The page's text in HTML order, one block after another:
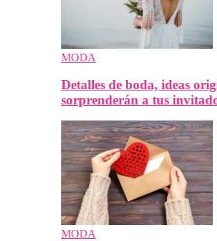
MODA
Detalles de boda, ideas
sorprenderán a tus
MODA